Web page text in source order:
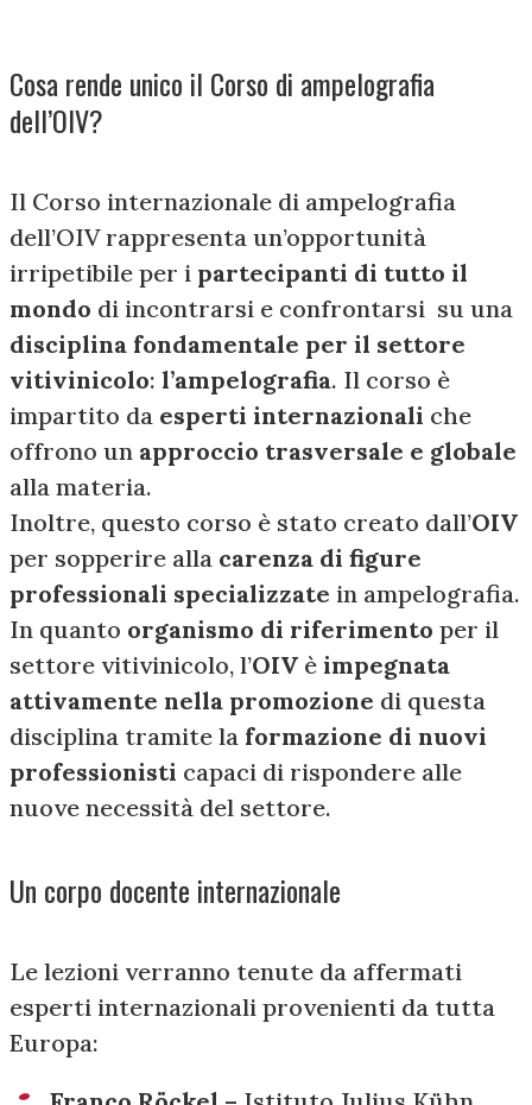
Cosa rende unico il Corso di ampelografia
dell’OIV?
Il Corso internazionale di ampelografia
dell’OIV rappresenta un’opportunità
irripetibile per i partecipanti di tutto il
mondo di incontrarsi e confrontarsi su una
disciplina fondamentale per il settore
vitivinicolo: l’ampelografia. Il corso è
impartito da esperti internazionali che
offrono un approccio trasversale e globale
alla materia.
Inoltre, questo corso è stato creato dall’OIV
per sopperire alla carenza di figure
professionali specializzate in ampelografia.
In quanto organismo di riferimento per il
settore vitivinicolo, l’OIV è impegnata
attivamente nella promozione di questa
disciplina tramite la formazione di nuovi
professionisti capaci di rispondere alle
nuove necessità del settore.
Un corpo docente internazionale
Le lezioni verranno tenute da affermati
esperti internazionali provenienti da tutta
Europa: